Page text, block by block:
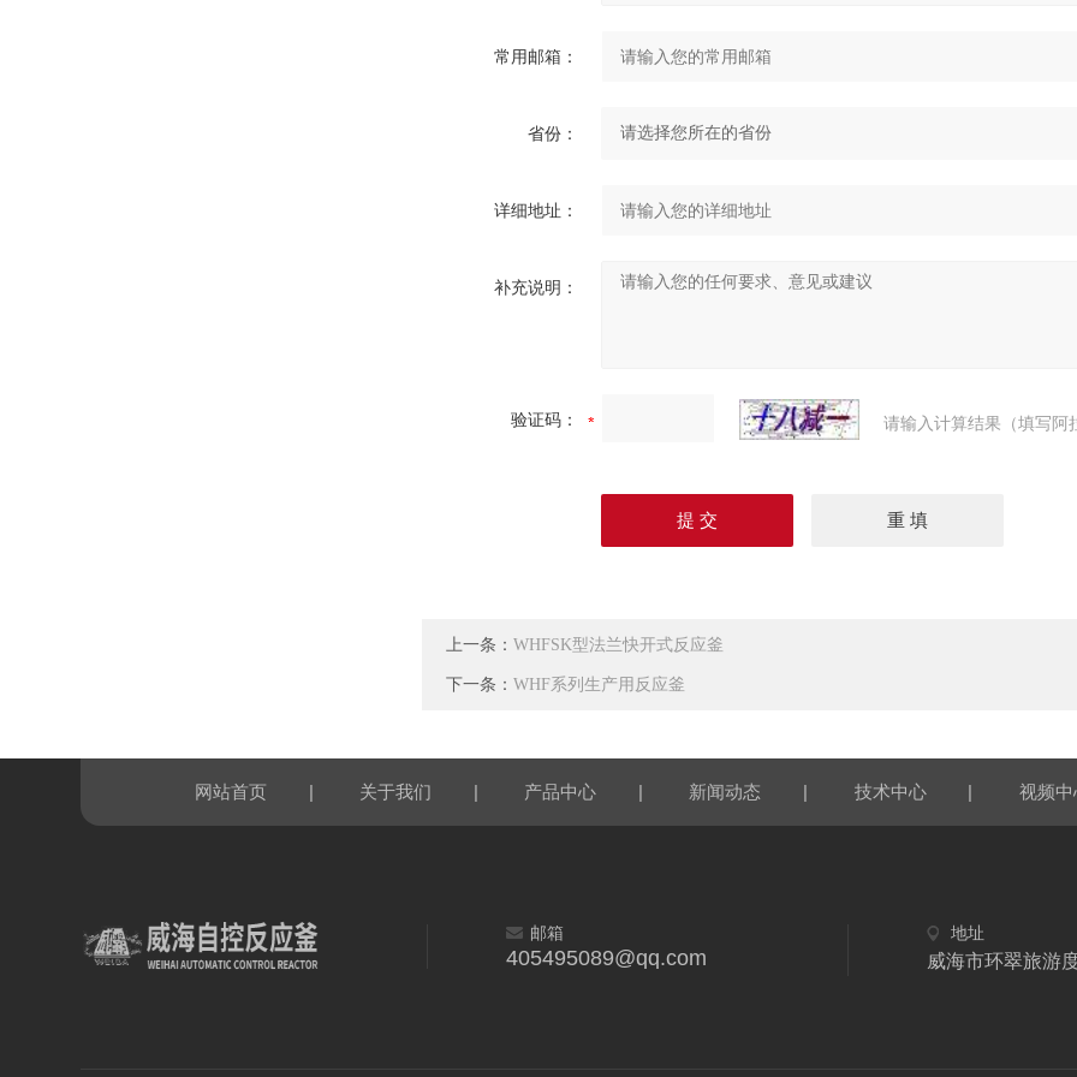
常用邮箱：
省份：
详细地址：
补充说明：
验证码： 请输入计算结果（填写阿
上一条：WHFSK型法兰快开式反应釜
下一条：WHF系列生产用反应釜
网站首页 | 关于我们 | 产品中心 | 新闻动态 | 技术中心 | 视频中
邮箱
405495089@qq.com
地址
威海市环翠旅游